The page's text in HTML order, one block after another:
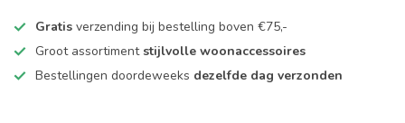
Gratis verzending bij bestelling boven €75,-
Groot assortiment stijlvolle woonaccessoires
Bestellingen doordeweeks dezelfde dag verzonden